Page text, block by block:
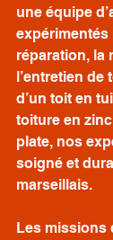
une équipe
expérimentés
réparation, la
l’entretien de
d’un toit en
toiture en
plate, nos
soigné et
marseillais.
Les missions